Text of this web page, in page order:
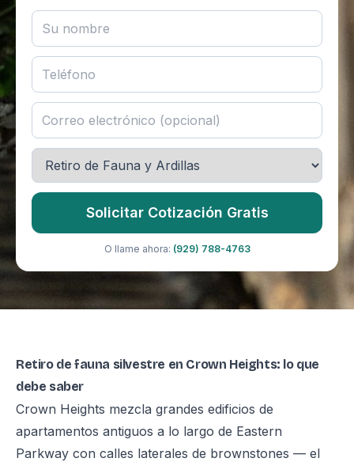
Solicitar Cotización Gratis
O llame ahora: (929) 788-4763
Retiro de fauna silvestre en Crown Heights: lo que
debe saber
Crown Heights mezcla grandes edificios de
apartamentos antiguos a lo largo de Eastern
Parkway con calles laterales de brownstones — el